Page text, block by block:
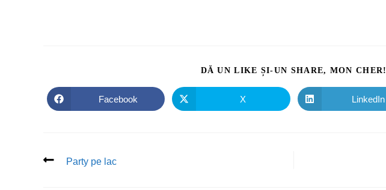
DĂ UN LIKE ȘI-UN SHARE, MON CHER!
Facebook X LinkedIn
Party pe lac